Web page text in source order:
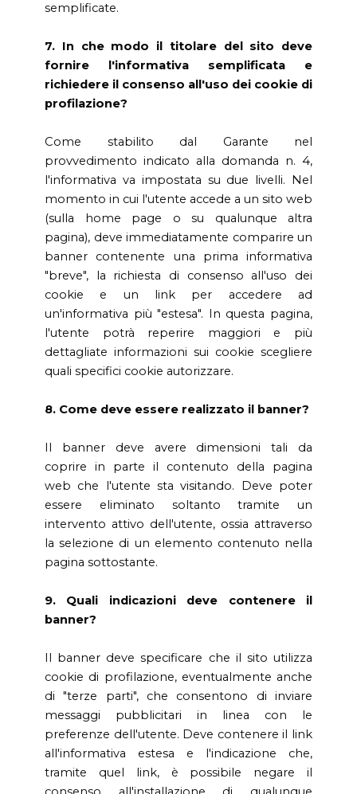
semplificate.
7. In che modo il titolare del sito deve
fornire l'informativa semplificata e
richiedere il consenso all'uso dei cookie di
profilazione?
Come stabilito dal Garante nel
provvedimento indicato alla domanda n. 4,
l'informativa va impostata su due livelli. Nel
momento in cui l'utente accede a un sito web
(sulla home page o su qualunque altra
pagina), deve immediatamente comparire un
banner contenente una prima informativa
"breve", la richiesta di consenso all'uso dei
cookie e un link per accedere ad
un'informativa più "estesa". In questa pagina,
l'utente potrà reperire maggiori e più
dettagliate informazioni sui cookie scegliere
quali specifici cookie autorizzare.
8. Come deve essere realizzato il banner?
Il banner deve avere dimensioni tali da
coprire in parte il contenuto della pagina
web che l'utente sta visitando. Deve poter
essere eliminato soltanto tramite un
intervento attivo dell'utente, ossia attraverso
la selezione di un elemento contenuto nella
pagina sottostante.
9. Quali indicazioni deve contenere il
banner?
Il banner deve specificare che il sito utilizza
cookie di profilazione, eventualmente anche
di "terze parti", che consentono di inviare
messaggi pubblicitari in linea con le
preferenze dell'utente. Deve contenere il link
all'informativa estesa e l'indicazione che,
tramite quel link, è possibile negare il